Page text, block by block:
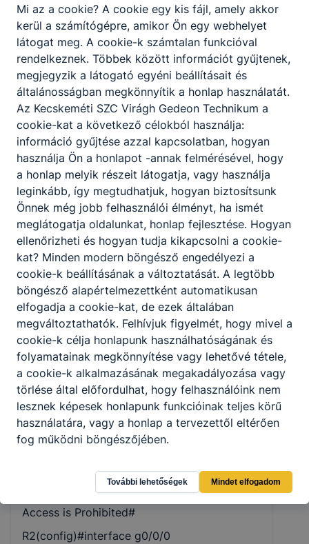
R1(config-if)#exit
R1(config)#crypto key generate rsa
How many bits in the modulus [512]: 1024
R1(config)#
R2
Router>enable
Router#config terminal
Router(config)#no ip domain lookup
Router(config)#hostname R2
R2(config)#ip domain-name ccna-lab.com
R2(config)#enable secret ciscoenpass
R2(config)#line console 0
R2(config-line)#password ciscoconpass
R2(config-line)#login
R2(config-line)#exit
R2(config)#security passwords min-length 10
R2(config)#username admin secret
admin1pass
R2(config)#line vty 0 15
R2(config-line)#login local
R2(config-line)#transport input ssh
R2(config-line)#exit
R2(config)#service password-encryption
R2(config)#banner motd #Unauthorized
Access is Prohibited#
R2(config)#interface g0/0/0
Mi az a cookie? A cookie egy kis fájl, amely akkor
kerül a számítógépre, amikor Ön egy webhelyet
látogat meg. A cookie-k számtalan funkcióval
rendelkeznek. Többek között információt gyűjtenek,
megjegyzik a látogató egyéni beállításait és
általánosságban megkönnyítik a honlap használatát.
Az Kecskeméti SZC Virágh Gedeon Technikum a
cookie-kat a következő célokból használja:
információ gyűjtése azzal kapcsolatban, hogyan
használja Ön a honlapot -annak felmérésével, hogy
a honlap melyik részeit látogatja, vagy használja
leginkább, így megtudhatjuk, hogyan biztosítsunk
Önnek még jobb felhasználói élményt, ha ismét
meglátogatja oldalunkat, honlap fejlesztése. Hogyan
ellenőrizheti és hogyan tudja kikapcsolni a cookie-
kat? Minden modern böngésző engedélyezi a
cookie-k beállításának a változtatását. A legtöbb
böngésző alapértelmezettként automatikusan
elfogadja a cookie-kat, de ezek általában
megváltoztathatók. Felhívjuk figyelmét, hogy mivel a
cookie-k célja honlapunk használhatóságának és
folyamatainak megkönnyítése vagy lehetővé tétele,
a cookie-k alkalmazásának megakadályozása vagy
törlése által előfordulhat, hogy felhasználóink nem
lesznek képesek honlapunk funkcióinak teljes körű
használatára, vagy a honlap a tervezettől eltérően
fog működni böngészőjében.
További lehetőségek Mindet elfogadom